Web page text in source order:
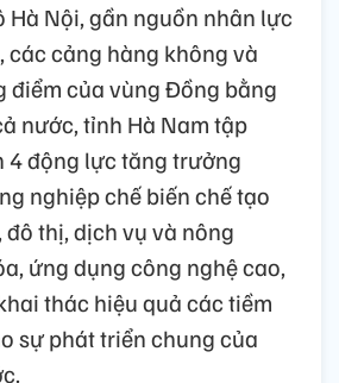
Hà Nội, gần nguồn nhân lực
các cảng hàng không và
điểm của vùng Đồng bằng
nước, tỉnh Hà Nam tập
4 động lực tăng trưởng
nghiệp chế biến chế tạo
thị, dịch vụ và nông
ứng dụng công nghệ cao,
thác hiệu quả các tiềm
sự phát triển chung của